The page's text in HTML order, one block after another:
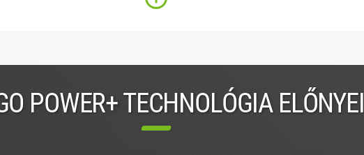
POWER+ TECHNOLÓGIA ELŐNYEI